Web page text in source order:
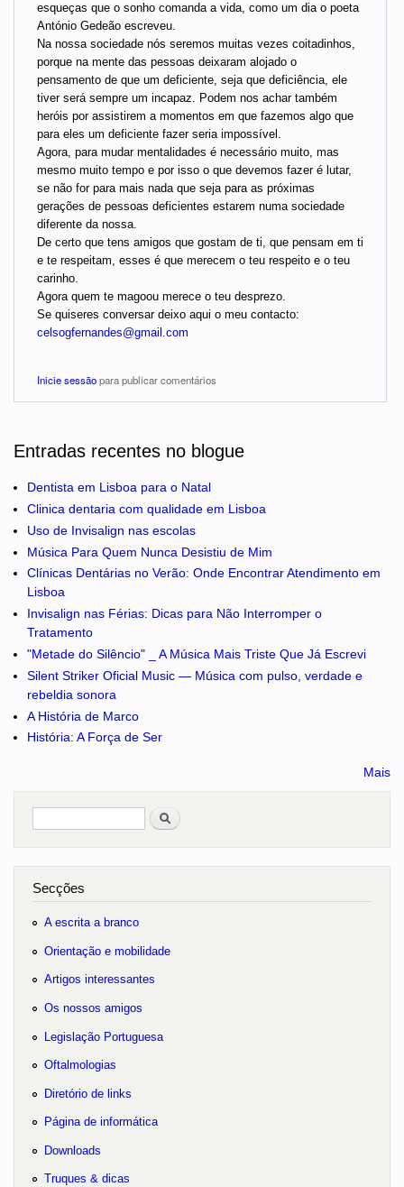
esqueças que o sonho comanda a vida, como um dia o poeta
António Gedeão escreveu.
Na nossa sociedade nós seremos muitas vezes coitadinhos,
porque na mente das pessoas deixaram alojado o
pensamento de que um deficiente, seja que deficiência, ele
tiver será sempre um incapaz. Podem nos achar também
heróis por assistirem a momentos em que fazemos algo que
para eles um deficiente fazer seria impossível.
Agora, para mudar mentalidades é necessário muito, mas
mesmo muito tempo e por isso o que devemos fazer é lutar,
se não for para mais nada que seja para as próximas
gerações de pessoas deficientes estarem numa sociedade
diferente da nossa.
De certo que tens amigos que gostam de ti, que pensam em ti
e te respeitam, esses é que merecem o teu respeito e o teu
carinho.
Agora quem te magoou merece o teu desprezo.
Se quiseres conversar deixo aqui o meu contacto:
celsogfernandes@gmail.com
Inicie sessãopara publicar comentários
Entradas recentes no blogue
Dentista em Lisboa para o Natal
Clinica dentaria com qualidade em Lisboa
Uso de Invisalign nas escolas
Música Para Quem Nunca Desistiu de Mim
Clínicas Dentárias no Verão: Onde Encontrar Atendimento em
Lisboa
Invisalign nas Férias: Dicas para Não Interromper o
Tratamento
"Metade do Silêncio" _ A Música Mais Triste Que Já Escrevi
Silent Striker Oficial Music — Música com pulso, verdade e
rebeldia sonora
A História de Marco
História: A Força de Ser
Mais
Pesquisar
Secções
A escrita a branco
Orientação e mobilidade
Artigos interessantes
Os nossos amigos
Legislação Portuguesa
Oftalmologias
Diretório de links
Página de informática
Downloads
Truques & dicas